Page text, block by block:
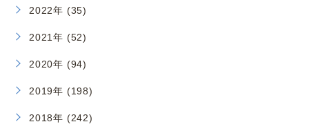
2022年 (35)
2021年 (52)
2020年 (94)
2019年 (198)
2018年 (242)